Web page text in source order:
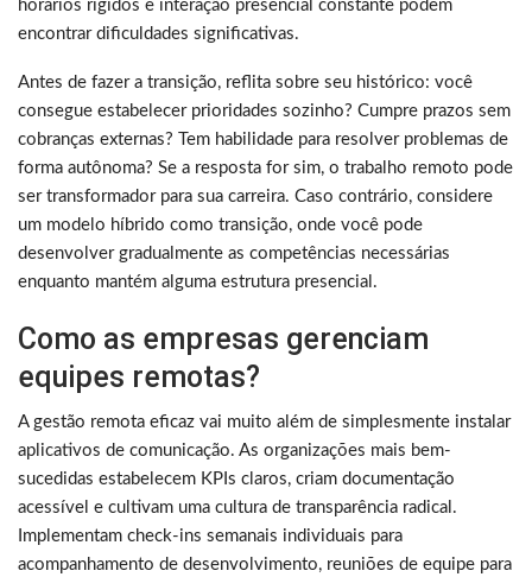
horários rígidos e interação presencial constante podem
encontrar dificuldades significativas.
Antes de fazer a transição, reflita sobre seu histórico: você
consegue estabelecer prioridades sozinho? Cumpre prazos sem
cobranças externas? Tem habilidade para resolver problemas de
forma autônoma? Se a resposta for sim, o trabalho remoto pode
ser transformador para sua carreira. Caso contrário, considere
um modelo híbrido como transição, onde você pode
desenvolver gradualmente as competências necessárias
enquanto mantém alguma estrutura presencial.
Como as empresas gerenciam
equipes remotas?
A gestão remota eficaz vai muito além de simplesmente instalar
aplicativos de comunicação. As organizações mais bem-
sucedidas estabelecem KPIs claros, criam documentação
acessível e cultivam uma cultura de transparência radical.
Implementam check-ins semanais individuais para
acompanhamento de desenvolvimento, reuniões de equipe para